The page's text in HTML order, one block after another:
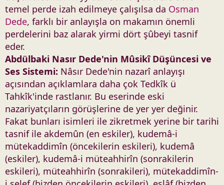
temel perde izah edilmeye çalışılsa da Osman
Dede, farklı bir anlayışla on makamın önemli
perdelerini baz alarak yirmi dört şûbeyi tasnif
eder.
Abdülbaki Nasır Dede'nin Mûsikî Düşüncesi ve
Ses Sistemi: Nâsır Dede'nin nazarî anlayışı
açısından açıklamlara daha çok Tedkîk ü
Tahkîk'inde rastlanır. Bu eserinde eski
nazariyatçıların görüşlerine de yer yer değinir.
Fakat bunları isimleri ile zikretmek yerine bir tarihi
tasnif ile akdemûn (en eskiler), kudemâ-i
mütekaddimîn (öncekilerin eskileri), kudemâ
(eskiler), kudemâ-i müteahhirîn (sonrakilerin
eskileri), müteahhirîn (sonrakileri), mütekaddimîn-